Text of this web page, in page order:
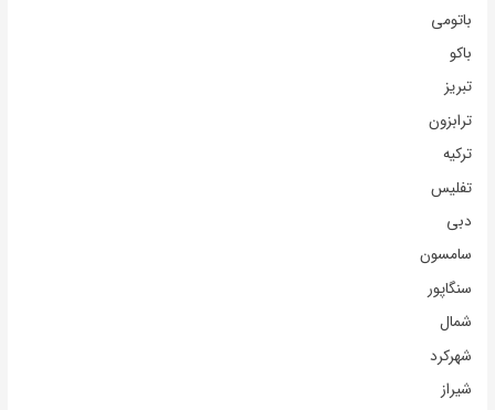
باتومی
باکو
تبریز
ترابزون
ترکیه
تفلیس
دبی
سامسون
سنگاپور
شمال
شهرکرد
شیراز